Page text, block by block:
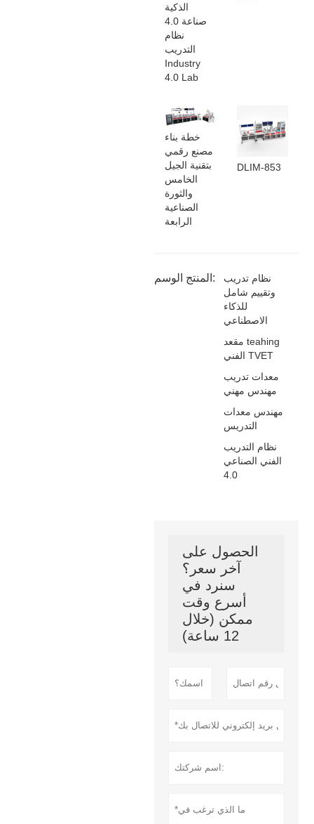
الذكية
صناعة 4.0
نظام
التدريب
Industry
4.0 Lab
خطة بناء
مصنع رقمي
بتقنية الجيل
الخامس
والثورة
الصناعية
الرابعة
DLIM-853
المنتج الوسم:
نظام تدريب
وتقييم شامل
للذكاء
الاصطناعي
مقعد teahing
الفني TVET
معدات تدريب
مهندس مهني
مهندس معدات
التدريس
نظام التدريب
الفني الصناعي
4.0
الحصول على
آخر سعر؟
سنرد في
أسرع وقت
ممكن (خلال
12 ساعة)